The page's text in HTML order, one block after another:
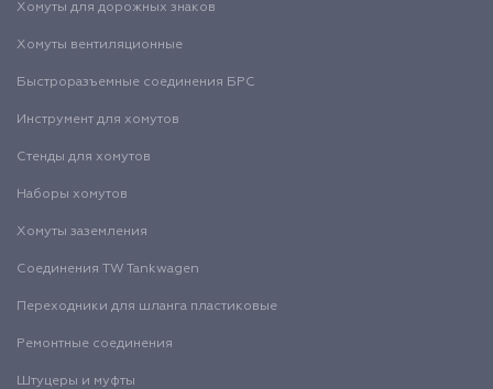
Хомуты для дорожных знаков
Хомуты вентиляционные
Быстроразъемные соединения БРС
Инструмент для хомутов
Стенды для хомутов
Наборы хомутов
Хомуты заземления
Соединения TW Tankwagen
Переходники для шланга пластиковые
Ремонтные соединения
Штуцеры и муфты